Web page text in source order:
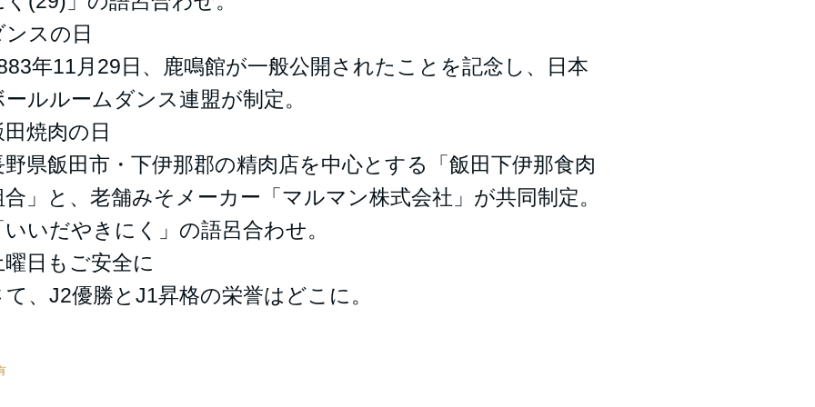
ンスの日
年11月29日、鹿鳴館が一般公開されたことを記念し、日本
ールルームダンス連盟が制定。
田焼肉の日
野県飯田市・下伊那郡の精肉店を中心とする「飯田下伊那食肉
合」と、老舗みそメーカー「マルマン株式会社」が共同制定。
いいだやきにく」の語呂合わせ。
曜日もご安全に
て、J2優勝とJ1昇格の栄誉はどこに。